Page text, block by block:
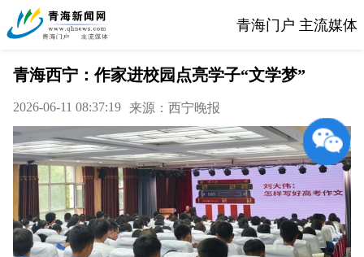
青海门户 主流媒体
青海西宁：作家进校园点亮学子“文学梦”
2026-06-11 08:37:19 来源：西宁晚报